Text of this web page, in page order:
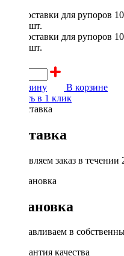
В корзину
В корзине
Купить в 1 клик
Доставка
Доставляем заказ в
Установка
Устанавливаем в